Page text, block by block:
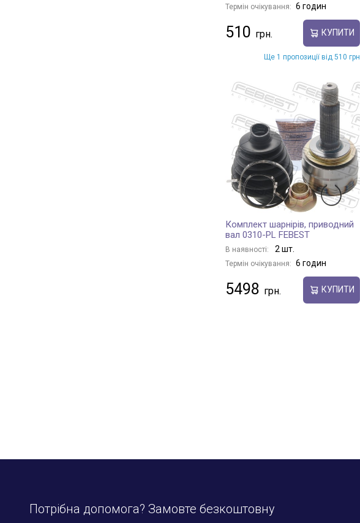
Термін очікування: 6 годин
510 КУПИТИ
Ще 1 пропозиції від 510 грн
Комплект шарнірів, приводний
вал 0310-PL FEBEST
В наявності: 2 шт.
Термін очікування: 6 годин
5498 КУПИТИ
Потрібна допомога? Замовте безкоштовну